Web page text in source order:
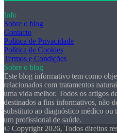
Info
Sobre o blog
Contacto
Política de Privacidade
Política de Cookies
Termos e Condições
Sobre o blog
Este blog informativo tem como
relacionados com tratamentos
uma vida melhor. Todos os artigos
destinados a fins informativos, não
substituto ao diagnóstico médico ou
um profissional de saúde.
© Copyright 2026, Todos direitos